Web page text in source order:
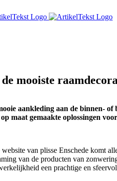
mooiste
aankleding aan de binnen-
maat gemaakte oplossingen
van plisse Enschede komt
van de producten van
een prachtige en